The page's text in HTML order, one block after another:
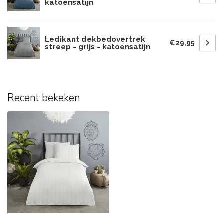
katoensatijn
Ledikant dekbedovertrek
streep - grijs - katoensatijn
€29,95
Recent bekeken